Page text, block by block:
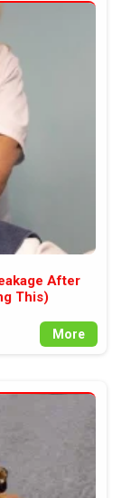
After
This)
More